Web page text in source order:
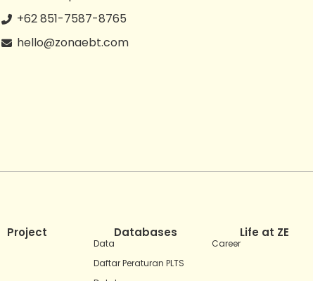
+62 851-7587-8765
hello@zonaebt.com
Project Databases
Data
Daftar Peraturan PLTS
Life at ZE
Career